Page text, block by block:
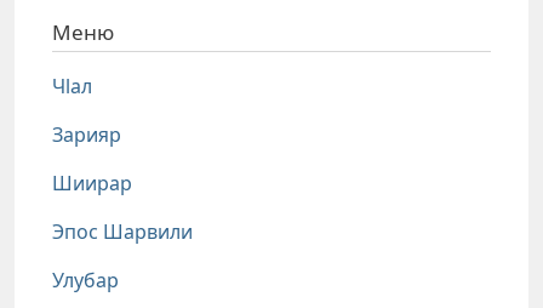
Меню
Чlал
Зарияр
Шиирар
Эпос Шарвили
Улубар